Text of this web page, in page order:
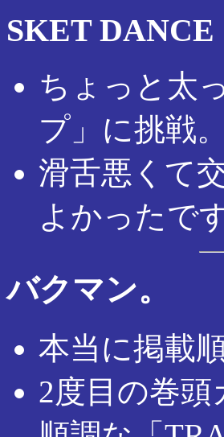
SKET DANCE
ちょっと太
プ」に挑戦。
滑舌悪くて
よかったです
バクマン。
本当に掲載
2度目の巻頭